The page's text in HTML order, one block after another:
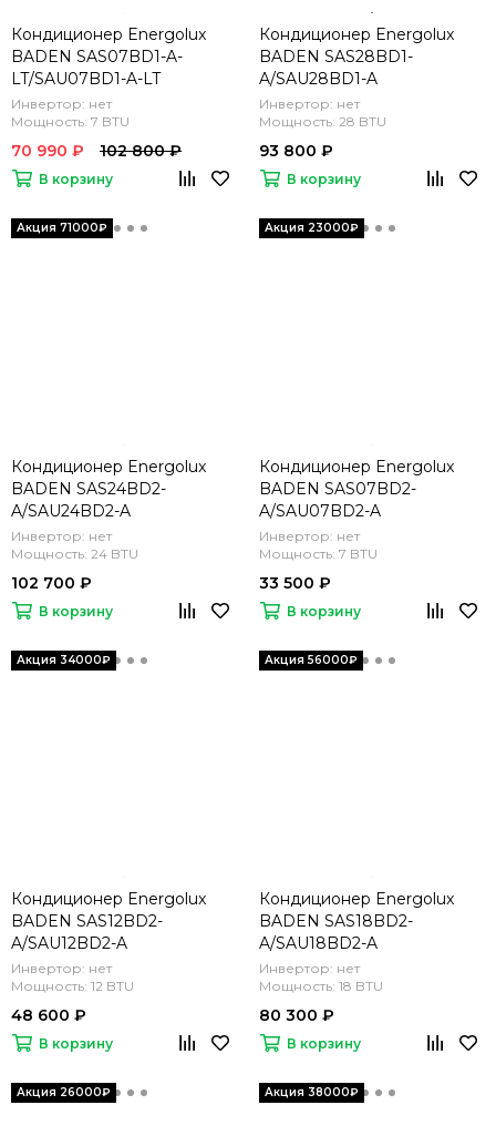
Кондиционер Energolux
BADEN SAS07BD1-A-
LT/SAU07BD1-A-LT
Инвертор: нет
Мощность: 7 BTU
70 990 ₽ 102 800 ₽
В корзину
Кондиционер Energolux
BADEN SAS28BD1-
A/SAU28BD1-A
Инвертор: нет
Мощность: 28 BTU
93 800 ₽
В корзину
Кондиционер Energolux
BADEN SAS24BD2-
A/SAU24BD2-A
Инвертор: нет
Мощность: 24 BTU
102 700 ₽
В корзину
Кондиционер Energolux
BADEN SAS07BD2-
A/SAU07BD2-A
Инвертор: нет
Мощность: 7 BTU
33 500 ₽
В корзину
Кондиционер Energolux
BADEN SAS12BD2-
A/SAU12BD2-A
Инвертор: нет
Мощность: 12 BTU
48 600 ₽
В корзину
Кондиционер Energolux
BADEN SAS18BD2-
A/SAU18BD2-A
Инвертор: нет
Мощность: 18 BTU
80 300 ₽
В корзину